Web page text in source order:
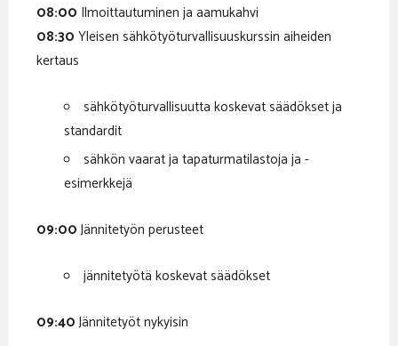
08:00 Ilmoittautuminen ja aamukahvi
08:30 Yleisen sähkötyöturvallisuuskurssin aiheiden
kertaus
sähkötyöturvallisuutta koskevat säädökset ja
standardit
sähkön vaarat ja tapaturmatilastoja ja -
esimerkkejä
09:00Jännitetyön perusteet
jännitetyötä koskevat säädökset
09:40Jännitetyöt nykyisin